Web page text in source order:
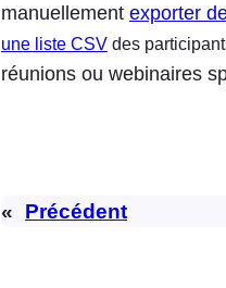
manuellement exporter
une liste CSV des
réunions ou webinaires
« Précédent